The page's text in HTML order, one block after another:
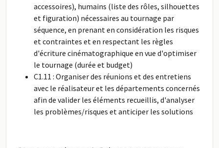
accessoires), humains (liste des rôles, silhouettes
et figuration) nécessaires au tournage par
séquence, en prenant en considération les risques
et contraintes et en respectant les règles
d'écriture cinématographique en vue d'optimiser
le tournage (durée et budget)
C1.11 : Organiser des réunions et des entretiens
avec le réalisateur et les départements concernés
afin de valider les éléments recueillis, d'analyser
les problèmes/risques et anticiper les solutions